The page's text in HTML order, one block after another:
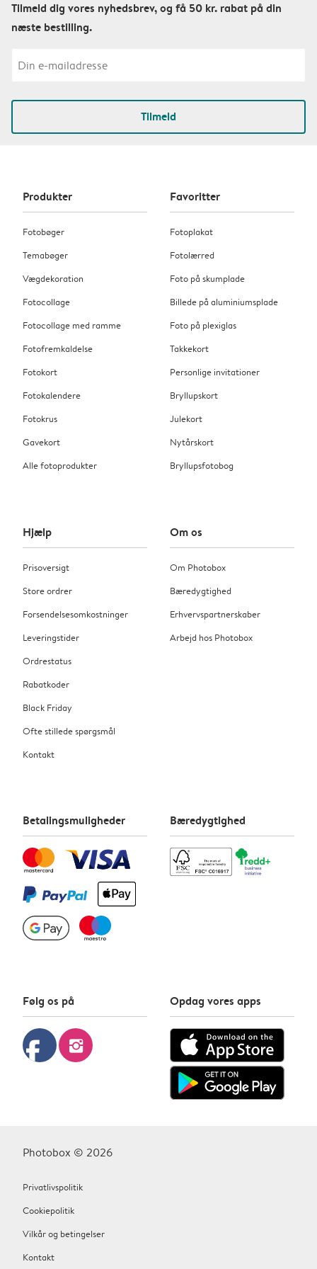
Tilmeld dig vores nyhedsbrev, og få 50 kr. rabat på din
næste bestilling.
Tilmeld
Produkter
Fotobøger
Temabøger
Vægdekoration
Fotocollage
Fotocollage med ramme
Fotofremkaldelse
Fotokort
Fotokalendere
Fotokrus
Gavekort
Alle fotoprodukter
Favoritter
Fotoplakat
Fotolærred
Foto på skumplade
Billede på aluminiumsplade
Foto på plexiglas
Takkekort
Personlige invitationer
Bryllupskort
Julekort
Nytårskort
Bryllupsfotobog
Hjælp
Prisoversigt
Store ordrer
Forsendelsesomkostninger
Leveringstider
Ordrestatus
Rabatkoder
Black Friday
Ofte stillede spørgsmål
Kontakt
Om os
Om Photobox
Bæredygtighed
Erhvervspartnerskaber
Arbejd hos Photobox
Betalingsmuligheder Bæredygtighed
Følg os på
facebook instagram
Opdag vores apps
Photobox © 2026
Privatlivspolitik
Cookiepolitik
Vilkår og betingelser
Kontakt